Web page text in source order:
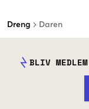
Dreng Daren
BLIV